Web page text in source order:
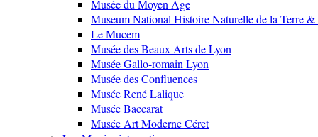
Musée du Moyen Age
Museum National Histoire Naturelle de la Terre
Le Mucem
Musée des Beaux Arts de Lyon
Musée Gallo-romain Lyon
Musée des Confluences
Musée René Lalique
Musée Baccarat
Musée Art Moderne Céret